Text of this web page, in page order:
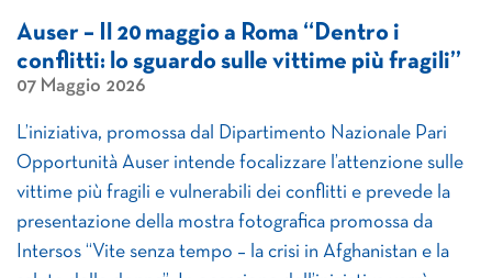
Auser – Il 20 maggio a Roma “Dentro i
conflitti: lo sguardo sulle vittime più fragili”
07 Maggio 2026
L’iniziativa, promossa dal Dipartimento Nazionale Pari
Opportunità Auser intende focalizzare l’attenzione sulle
vittime più fragili e vulnerabili dei conflitti e prevede la
presentazione della mostra fotografica promossa da
Intersos “Vite senza tempo – la crisi in Afghanistan e la